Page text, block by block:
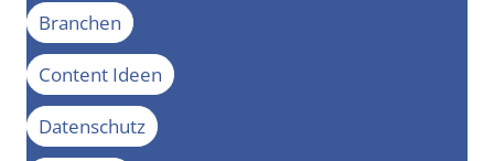
Branchen
Content Ideen
Datenschutz